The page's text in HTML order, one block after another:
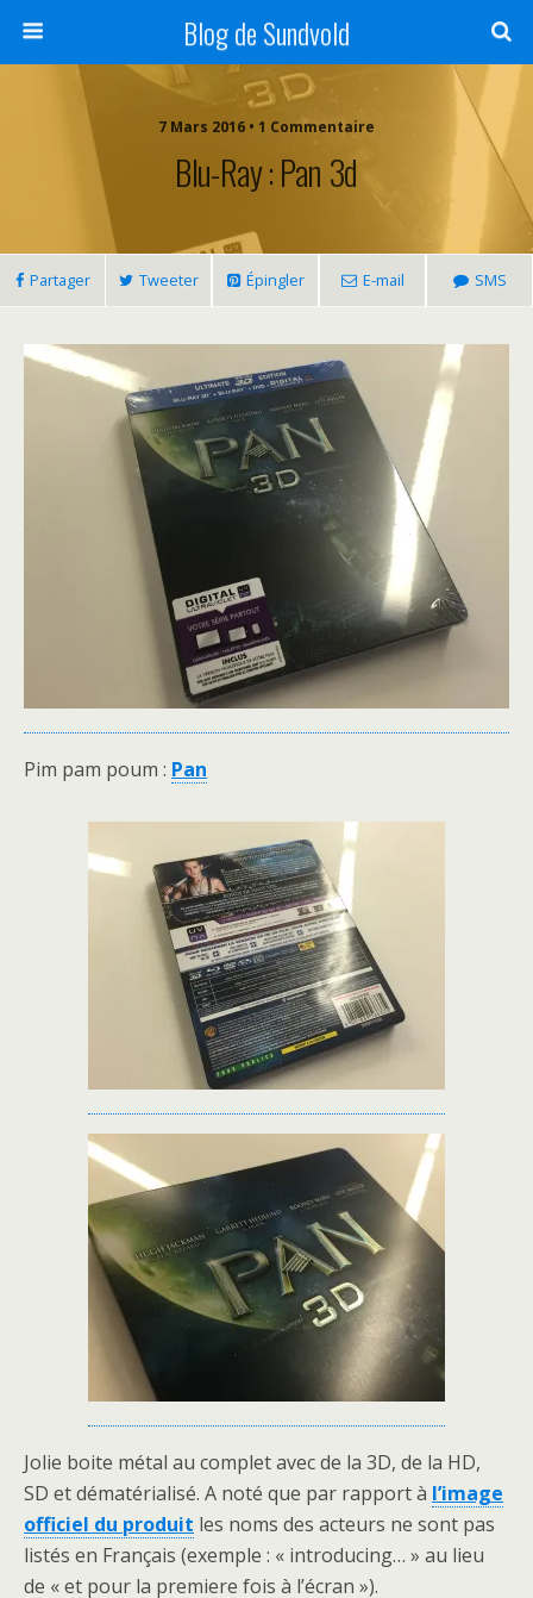
Blog de Sundvold
7 Mars 2016 • 1 Commentaire
Blu-Ray : Pan 3d
Partager Tweeter Épingler E-mail SMS
Pim pam poum : Pan
Jolie boite métal au complet avec de la 3D, de la HD,
SD et dématérialisé. A noté que par rapport à l’image
officiel du produit les noms des acteurs ne sont pas
listés en Français (exemple : « introducing… » au lieu
de « et pour la premiere fois à l’écran »).